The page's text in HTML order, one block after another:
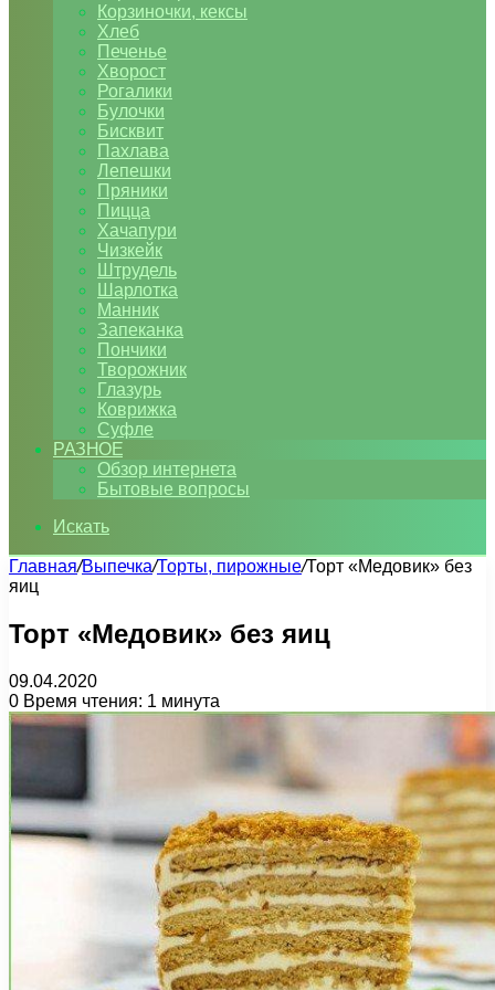
Корзиночки, кексы
Хлеб
Печенье
Хворост
Рогалики
Булочки
Бисквит
Пахлава
Лепешки
Пряники
Пицца
Хачапури
Чизкейк
Штрудель
Шарлотка
Манник
Запеканка
Пончики
Творожник
Глазурь
Коврижка
Суфле
РАЗНОЕ
Обзор интернета
Бытовые вопросы
Искать
Главная/Выпечка/Торты, пирожные/Торт «Медовик» без
яиц
Торт «Медовик» без яиц
09.04.2020
0 Время чтения: 1 минута